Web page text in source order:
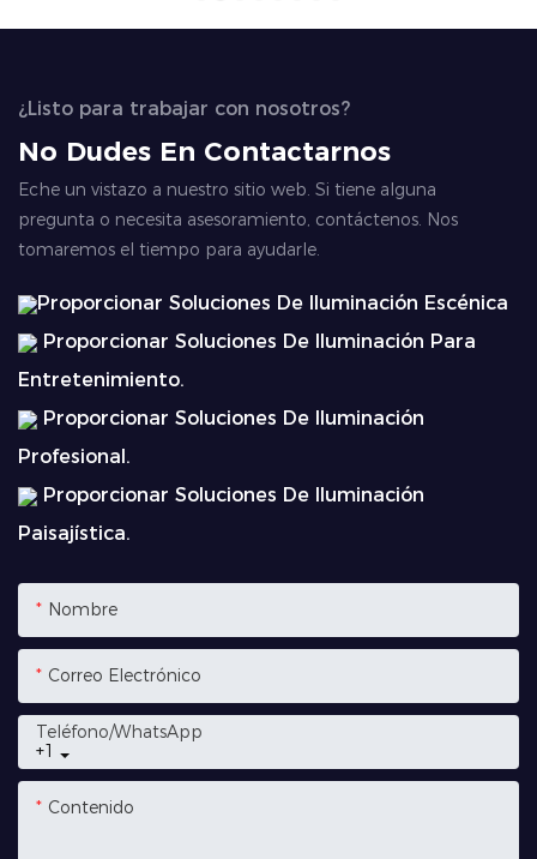
¿Listo para trabajar con nosotros?
No Dudes En Contactarnos
Eche un vistazo a nuestro sitio web. Si tiene alguna
pregunta o necesita asesoramiento, contáctenos. Nos
tomaremos el tiempo para ayudarle.
Proporcionar Soluciones De Iluminación Escénica
Proporcionar Soluciones De Iluminación Para
Entretenimiento.
Proporcionar Soluciones De Iluminación
Profesional.
Proporcionar Soluciones De Iluminación
Paisajística.
Nombre
Correo Electrónico
+1
Teléfono/WhatsApp
Contenido